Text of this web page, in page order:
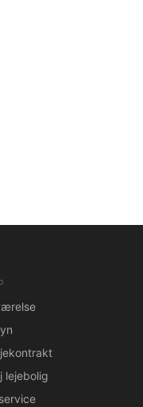
lejebolig